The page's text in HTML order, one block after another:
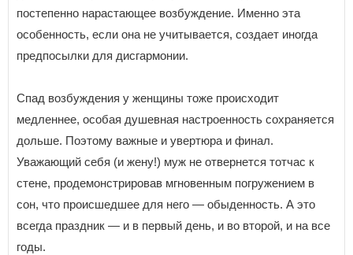
постепенно нарастающее возбуждение. Именно эта
особенность, если она не учитывается, создает иногда
предпосылки для дисгармонии.
Спад возбуждения у женщины тоже происходит
медленнее, особая душевная настроенность сохраняется
дольше. Поэтому важные и увертюра и финал.
Уважающий себя (и жену!) муж не отвернется тотчас к
стене, продемонстрировав мгновенным погружением в
сон, что происшедшее для него — обыденность. А это
всегда праздник — и в первый день, и во второй, и на все
годы.